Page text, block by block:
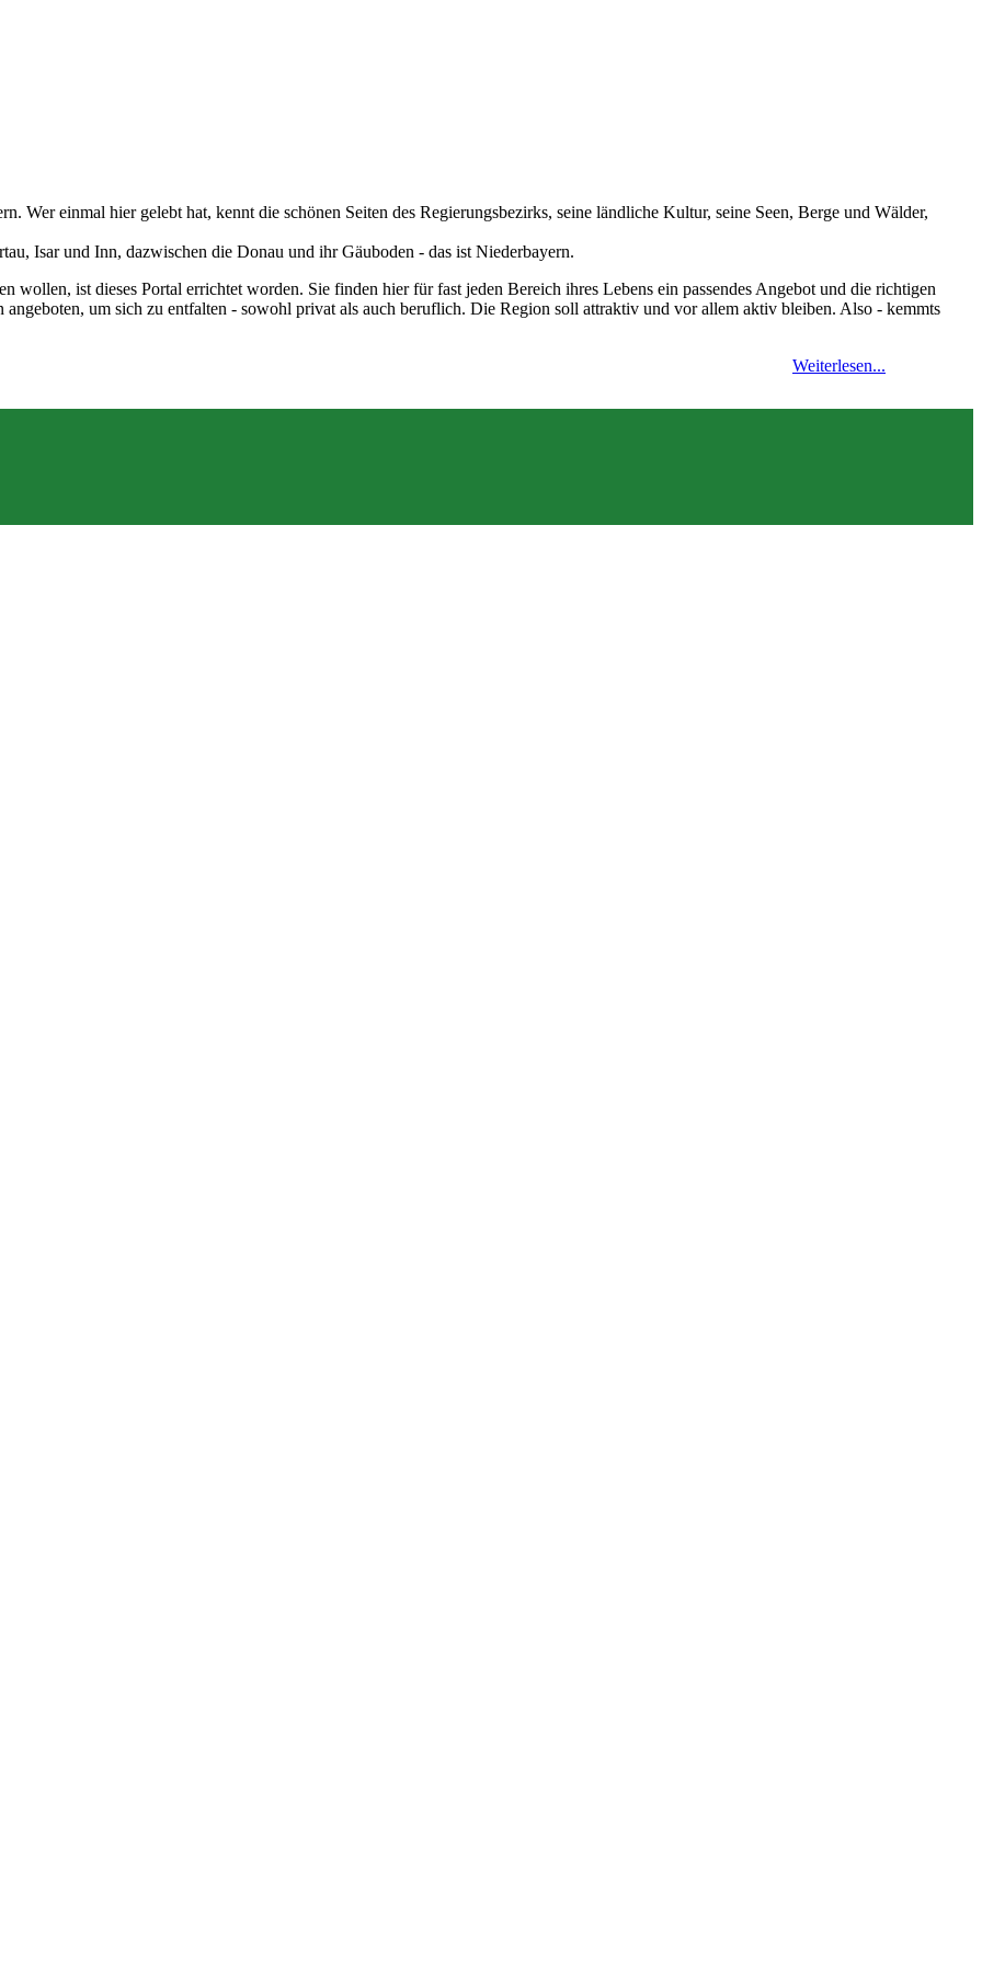
Wer einmal hier gelebt hat, kennt die schönen Seiten des Regierungsbezirks, seine ländliche Kultur, seine Seen, Berge und Wälder,
Isar und Inn, dazwischen die Donau und ihr Gäuboden - das ist Niederbayern.
wollen, ist dieses Portal errichtet worden. Sie finden hier für fast jeden Bereich ihres Lebens ein passendes Angebot und die richtigen
um sich zu entfalten - sowohl privat als auch beruflich. Die Region soll attraktiv und vor allem aktiv bleiben. Also - kemmts
Weiterlesen...